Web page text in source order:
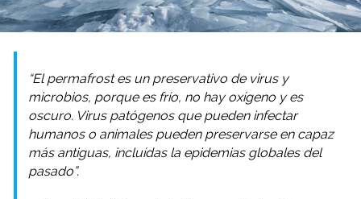
“El permafrost es un preservativo de virus y
microbios, porque es frío, no hay oxígeno y es
oscuro. Virus patógenos que pueden infectar
humanos o animales pueden preservarse en capaz
más antiguas, incluídas la epidemias globales del
pasado”.